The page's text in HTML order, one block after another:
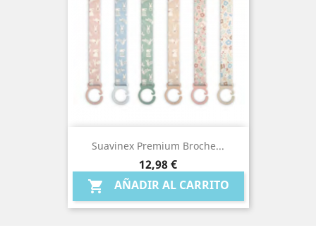
Suavinex Premium Broche...
Precio
12,98 €
 AÑADIR AL CARRITO